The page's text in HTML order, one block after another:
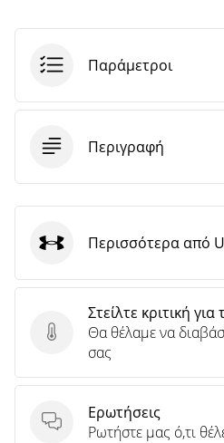
Παράμετροι
Περιγραφή
Στείλτε κριτική για το
Στείλτε κριτική
Θα θέλαμε να
σας
Ερωτήσεις
Ερωτήσεις
Ρωτήστε μας ό,τι
Under Armour
Περισσότερα από